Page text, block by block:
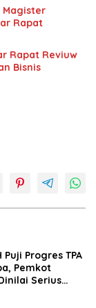
Magister
Rapat
Rapat Reviuw
Bisnis
Puji Progres TPA
Pemkot
Serius